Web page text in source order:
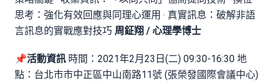
思考：強化有效回應與同理心運用 ‧ 真實訊息：破解非語
言訊息的實戰應對技巧 周鉦翔 / 心理學博士
📌活動資訊 時間：2021年2月23日(二) 09:30-16:30 地
點：台北市市中正區中山南路11號 (張榮發國際會議中心)